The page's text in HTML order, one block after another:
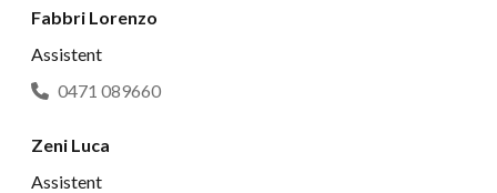
Fabbri Lorenzo
Assistent
0471 089660
Zeni Luca
Assistent